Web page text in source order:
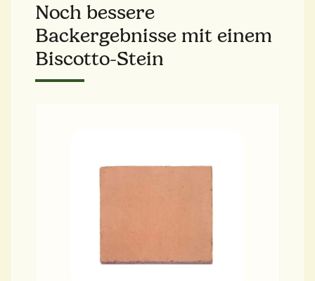
Noch bessere
Backergebnisse mit einem
Biscotto-Stein